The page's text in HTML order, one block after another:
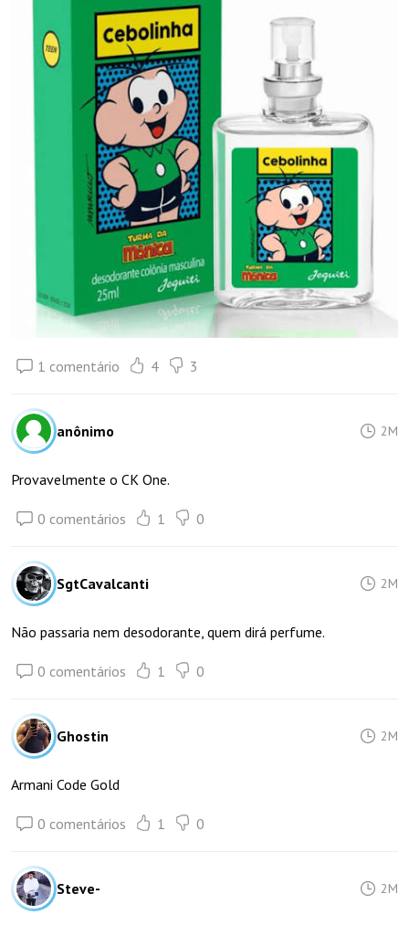
1 comentário 4 3
anônimo 2M
Provavelmente o CK One.
0 comentários 1 0
SgtCavalcanti 2M
Não passaria nem desodorante, quem dirá perfume.
0 comentários 1 0
Ghostin 2M
Armani Code Gold
0 comentários 1 0
Steve- 2M